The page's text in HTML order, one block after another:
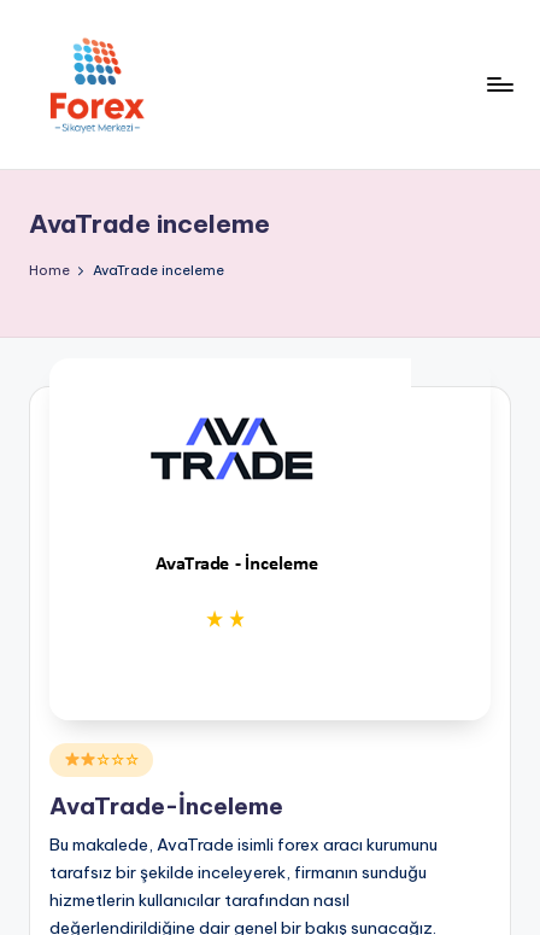
AvaTrade inceleme
Home AvaTrade inceleme
Posted
in
☆☆☆
AvaTrade-İnceleme
Bu makalede, AvaTrade isimli forex aracı kurumunu
tarafsız bir şekilde inceleyerek, firmanın sunduğu
hizmetlerin kullanıcılar tarafından nasıl
değerlendirildiğine dair genel bir bakış sunacağız.